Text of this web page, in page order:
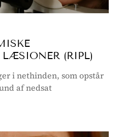
LÆSIONER (RIPL)
i nethinden, som opstår
af nedsat